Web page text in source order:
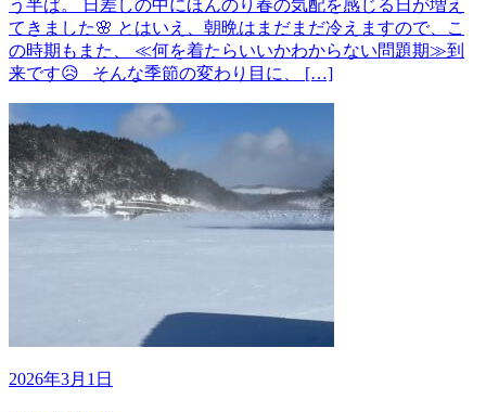
う半ば。 日差しの中にほんのり春の気配を感じる日が増え
てきました🌸 とはいえ、朝晩はまだまだ冷えますので、こ
の時期もまた、 ≪何を着たらいいかわからない問題期≫到
来です😥 そんな季節の変わり目に、 […]
2026年3月1日